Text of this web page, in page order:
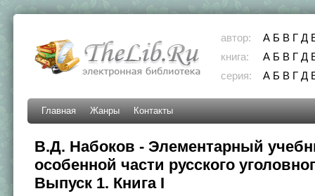
автор: А Б В Г Д
книга:
А Б В Г Д
серия:
А Б В Г Д
Главная Жанры Контакты
В.Д. Набоков - Элементарный
особенной части русского
Выпуск 1. Книга I